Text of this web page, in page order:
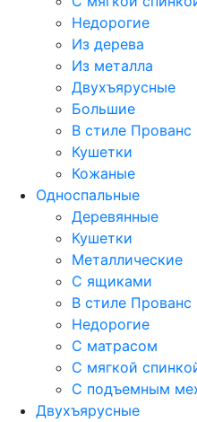
Недорогие
Из дерева
Из металла
Двухъярусные
Большие
В стиле Прованс
Кушетки
Кожаные
Односпальные
Деревянные
Кушетки
Металлические
С ящиками
В стиле Прованс
Недорогие
С матрасом
С мягкой
С подъемным
Двухъярусные